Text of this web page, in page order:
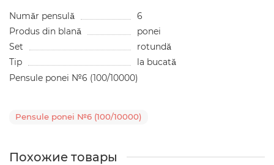
Număr pensulă
6
Produs din blană
ponei
Set
rotundă
Tip
la bucată
Pensule ponei №6 (100/10000)
Pensule ponei №6 (100/10000)
Похожие товары